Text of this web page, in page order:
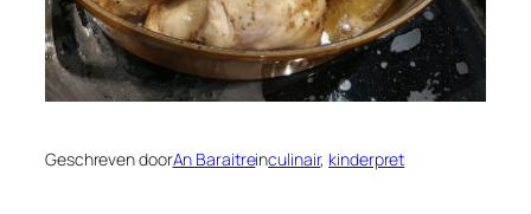
Geschreven doorAn Baraitreinculinair, kinderpret